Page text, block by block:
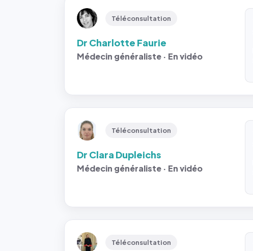
Téléconsultation
Dr Charlotte Faurie
Médecin généraliste · En vidéo
Téléconsultation
Dr Clara Dupleichs
Médecin généraliste · En vidéo
Téléconsultation